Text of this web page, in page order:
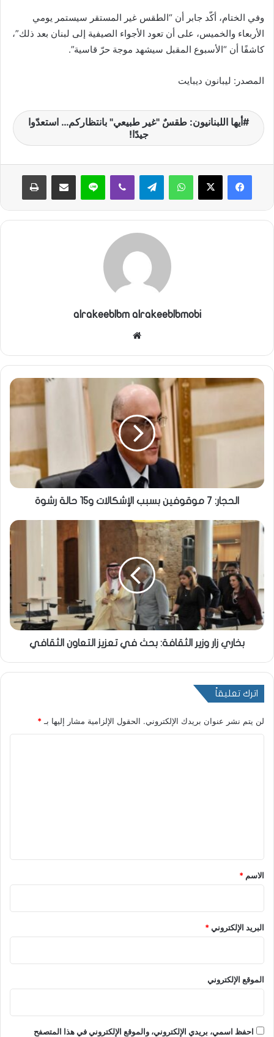
وفي الختام، أكّد جابر أن “الطقس غير المستقر سيستمر يومي
الأربعاء والخميس، على أن تعود الأجواء الصيفية إلى لبنان بعد ذلك”،
كاشفًا أن “الأسبوع المقبل سيشهد موجة حرّ قاسية”.
المصدر: ليبانون ديبايت
أيها اللبنانيون: طقسٌ "غير طبيعي" بانتظاركم… استعدّوا
جيدًا!
واتساب تيلقرام ڤايبر لاين مشاركة عبر البريد طباعة
alrakeeblbm alrakeeblbmobi
الحجار: 7 موقوفين بسبب الإشكالات و15 حالة رشوة
بخاري زار وزير الثقافة: بحث في تعزيز التعاون الثقافي
اترك تعليقاً
لن يتم نشر عنوان بريدك الإلكتروني. الحقول الإلزامية مشار إليها بـ *
*
الاسم *
البريد الإلكتروني*
الموقع الإلكتروني
احفظ اسمي، بريدي الإلكتروني، والموقع الإلكتروني في هذا المتصفح